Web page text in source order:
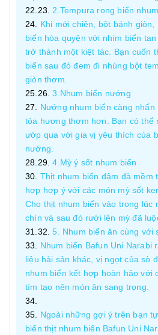
2.Tempura rong biển
Khi mới chiên, bột bánh
biển hòa quyện với nhím biển
trở thành một kiệt tác. Bạn cuốn
biển sau đó đem đi nhúng bột
giòn thơm.
3.Nhum biển nướng
Nướng nhum biển càng nhấn
tỏa hương thơm hơn. Bạn có thể
ướp qua với gia vị yêu thích của
nướng.
4.Mỳ ý sốt nhum biển
Thịt nhum biển đậm đà mềm
hợp hợp ý với các món mỳ sốt
Cho thịt nhum biển vào trong lúc
chín và sau đó rưới lên mỳ đã
5. Nhum biển ăn cùng với
Nhum biển Bafun Uni Narabi
liệu hải sản khác, vị ngọt của sò
nhum biển kết hợp hoàn hảo với
tím tạo nên món ăn sang trọng.
Ngoài những gợi ý trên bạn
biến thịt nhum biển Bafun Uni